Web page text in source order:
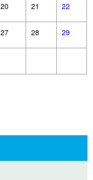
20 21 22
27 28 29